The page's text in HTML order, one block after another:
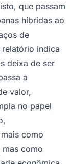
que passam
híbridas ao
de
indica
deixa de ser
a
valor,
no papel
como
como